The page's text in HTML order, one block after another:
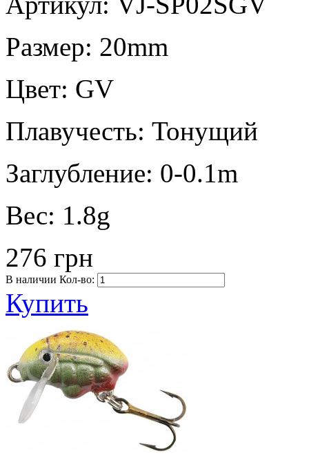
Размер: 20mm
Цвет: GV
Плавучесть: Тонущий
Заглубление: 0-0.1m
Вес: 1.8g
276 грн
В наличии Кол-во:
Купить